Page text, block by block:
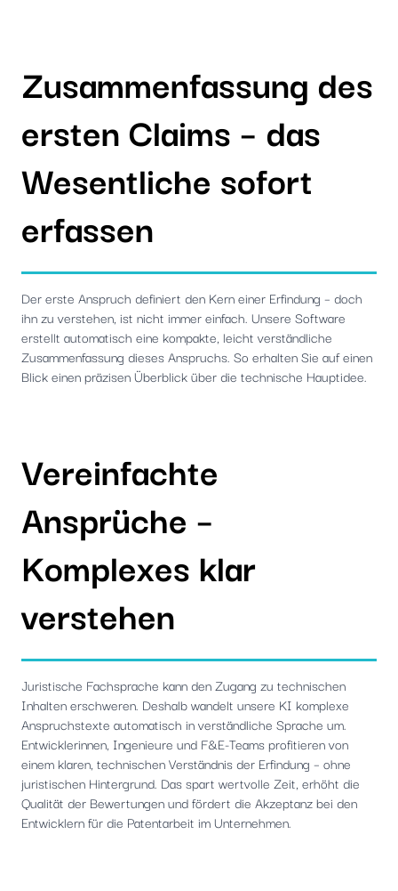
Zusammenfassung des
ersten Claims – das
Wesentliche sofort
erfassen
Der erste Anspruch definiert den Kern einer Erfindung – doch
ihn zu verstehen, ist nicht immer einfach. Unsere Software
erstellt automatisch eine kompakte, leicht verständliche
Zusammenfassung dieses Anspruchs. So erhalten Sie auf einen
Blick einen präzisen Überblick über die technische Hauptidee.
Vereinfachte
Ansprüche –
Komplexes klar
verstehen
Juristische Fachsprache kann den Zugang zu technischen
Inhalten erschweren. Deshalb wandelt unsere KI komplexe
Anspruchstexte automatisch in verständliche Sprache um.
Entwicklerinnen, Ingenieure und F&E-Teams profitieren von
einem klaren, technischen Verständnis der Erfindung – ohne
juristischen Hintergrund. Das spart wertvolle Zeit, erhöht die
Qualität der Bewertungen und fördert die Akzeptanz bei den
Entwicklern für die Patentarbeit im Unternehmen.